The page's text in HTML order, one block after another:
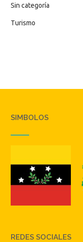
Sin categoría
Turismo
SIMBOLOS
REDES SOCIALES